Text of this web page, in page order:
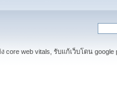
core web vitals, รับแก้เว็บโดน